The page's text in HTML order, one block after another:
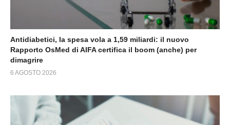
Antidiabetici, la spesa vola a 1,59 miliardi: il nuovo
Rapporto OsMed di AIFA certifica il boom (anche) per
dimagrire
6 AGOSTO 2026